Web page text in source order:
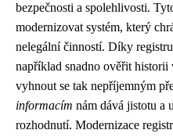
bezpečnosti a spolehlivosti.
modernizovat systém, který
nelegální činností. Díky
například snadno ověřit
vyhnout se tak nepříjemným
informacím nám dává jistotu a
rozhodnutí. Modernizace